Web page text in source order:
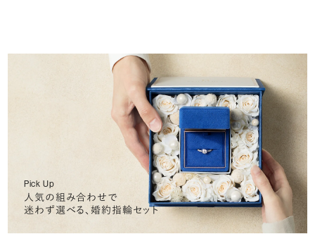
Pick Up
人気の組み合わせで
迷わず選べる、婚約指輪セット